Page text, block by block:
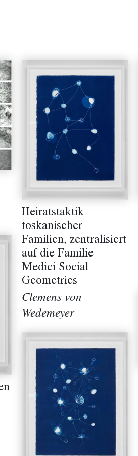
Heiratstaktik
toskanischer
Familien, zentralisiert
auf die Familie
Medici Social
Geometries
Clemens von
Wedemeyer